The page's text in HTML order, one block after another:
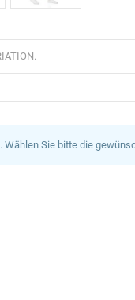
Wählen Sie bitte die